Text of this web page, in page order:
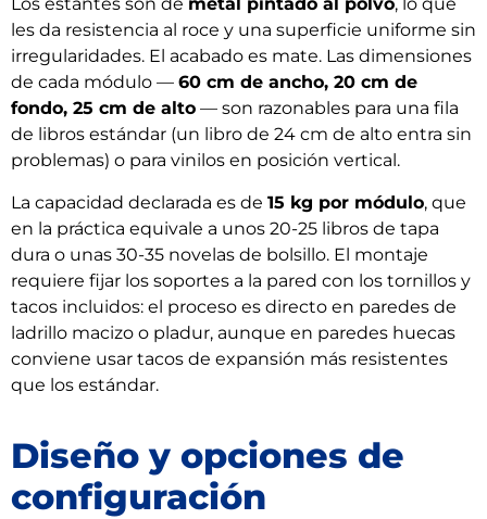
les da resistencia al roce y una superficie uniforme sin
irregularidades. El acabado es mate. Las dimensiones
de cada módulo — 60 cm de ancho, 20 cm de
fondo, 25 cm de alto — son razonables para una fila
de libros estándar (un libro de 24 cm de alto entra sin
problemas) o para vinilos en posición vertical.
La capacidad declarada es de 15 kg por módulo, que
en la práctica equivale a unos 20-25 libros de tapa
dura o unas 30-35 novelas de bolsillo. El montaje
requiere fijar los soportes a la pared con los tornillos y
tacos incluidos: el proceso es directo en paredes de
ladrillo macizo o pladur, aunque en paredes huecas
conviene usar tacos de expansión más resistentes
que los estándar.
Diseño y opciones de
configuración